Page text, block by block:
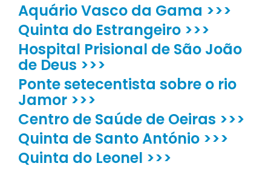
Aquário Vasco da Gama >>>
Quinta do Estrangeiro >>>
Hospital Prisional de São João
de Deus >>>
Ponte setecentista sobre o rio
Jamor >>>
Centro de Saúde de Oeiras >>>
Quinta de Santo António >>>
Quinta do Leonel >>>